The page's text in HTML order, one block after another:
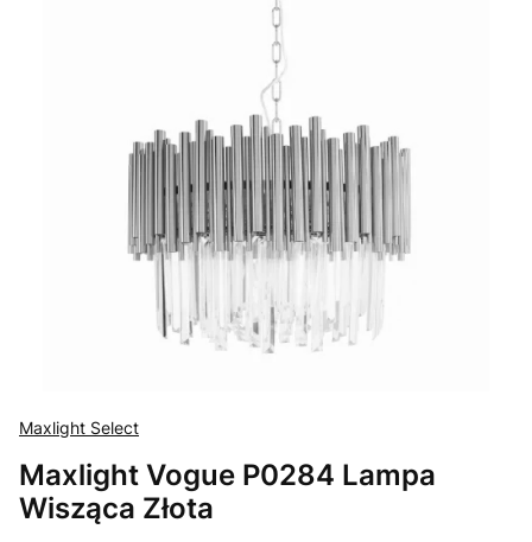
Maxlight Select
Maxlight Vogue P0284 Lampa
Wisząca Złota